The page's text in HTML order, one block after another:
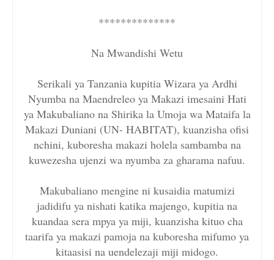
**************
Na Mwandishi Wetu
Serikali ya Tanzania kupitia Wizara ya Ardhi
Nyumba na Maendreleo ya Makazi imesaini Hati
ya Makubaliano na Shirika la Umoja wa Mataifa la
Makazi Duniani (UN- HABITAT), kuanzisha ofisi
nchini, kuboresha makazi holela sambamba na
kuwezesha ujenzi wa nyumba za gharama nafuu.
Makubaliano mengine ni kusaidia matumizi
jadidifu ya nishati katika majengo, kupitia na
kuandaa sera mpya ya miji, kuanzisha kituo cha
taarifa ya makazi pamoja na kuboresha mifumo ya
kitaasisi na uendelezaji miji midogo.